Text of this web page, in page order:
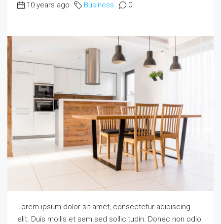
10 years ago Business 0
Lorem ipsum dolor sit amet, consectetur adipiscing
elit. Duis mollis et sem sed sollicitudin. Donec non odio